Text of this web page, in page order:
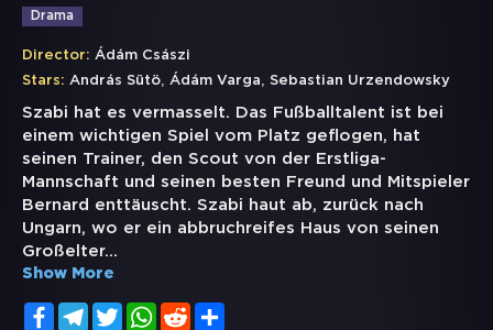
Drama
Director: Ádám Császi
Stars: András Sütö, Ádám Varga, Sebastian Urzendowsky
Szabi hat es vermasselt. Das Fußballtalent ist bei
einem wichtigen Spiel vom Platz geflogen, hat
seinen Trainer, den Scout von der Erstliga-
Mannschaft und seinen besten Freund und Mitspieler
Bernard enttäuscht. Szabi haut ab, zurück nach
Ungarn, wo er ein abbruchreifes Haus von seinen
Großelter...
Show More
FacebookTelegramTwitterWhatsApp
Reddit